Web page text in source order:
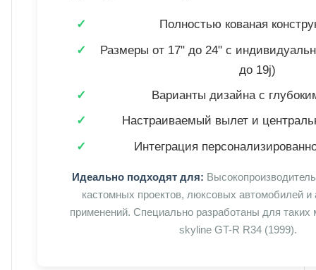
Полностью кованая
Размеры от 17" до 24" с
до 19j)
Варианты дизайна с
Настраиваемый вылет и
Интеграция
Идеально подходят для:
кастомных проектов, люксовых автомобилей и
применений. Специально разработаны для таких
skyline GT-R R34 (1999).